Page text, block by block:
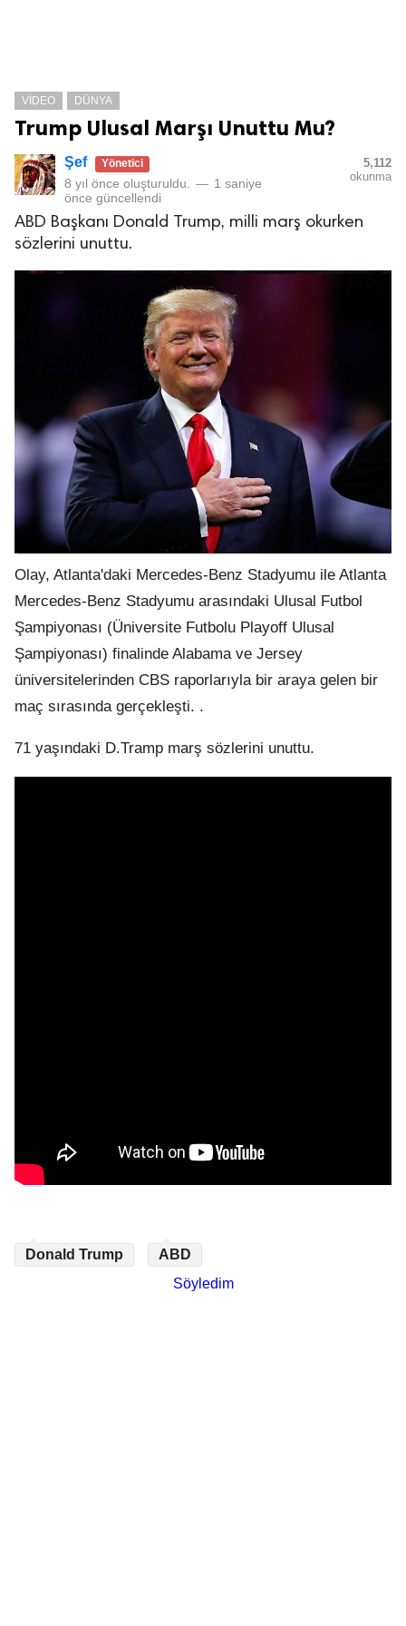
VIDEO DÜNYA
Trump Ulusal Marşı Unuttu Mu?
Şef Yönetici
8 yıl önce oluşturuldu. — 1 saniye
önce güncellendi
5,112
okunma
ABD Başkanı Donald Trump, milli marş okurken
sözlerini unuttu.
Olay, Atlanta'daki Mercedes-Benz Stadyumu ile Atlanta
Mercedes-Benz Stadyumu arasındaki Ulusal Futbol
Şampiyonası (Üniversite Futbolu Playoff Ulusal
Şampiyonası) finalinde Alabama ve Jersey
üniversitelerinden CBS raporlarıyla bir araya gelen bir
maç sırasında gerçekleşti. .
71 yaşındaki D.Tramp marş sözlerini unuttu.
Donald Trump
ABD
Söyledim